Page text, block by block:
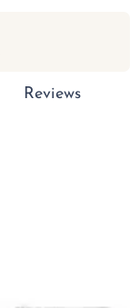
Reviews